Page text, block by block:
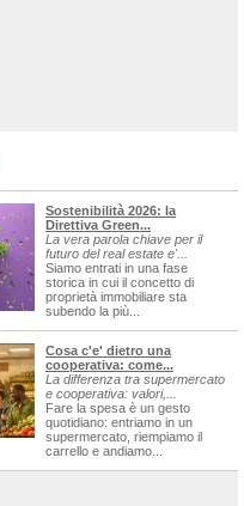
Sostenibilità 2026: la
Direttiva Green...
La vera parola chiave per il
futuro del real estate e'...
Siamo entrati in una fase
storica in cui il concetto di
proprietà immobiliare sta
subendo la più...
Cosa c'e' dietro una
cooperativa: come...
La differenza tra supermercato
e cooperativa: valori,...
Fare la spesa è un gesto
quotidiano: entriamo in un
supermercato, riempiamo il
carrello e andiamo...